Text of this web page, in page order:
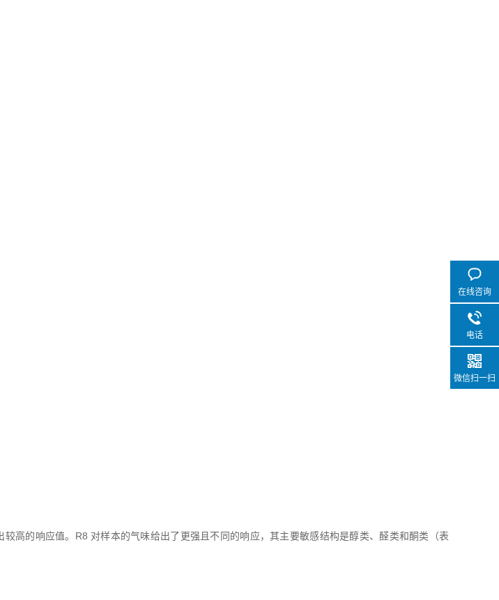
高的响应值。R8 对样本的气味给出了更强且不同的响应，其主要敏感结构是醇类、醛类和酮类（表
在线咨询
电话
微信扫一扫